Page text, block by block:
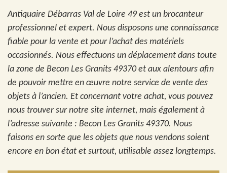
Antiquaire Débarras Val de Loire 49 est un brocanteur
professionnel et expert. Nous disposons une connaissance
fiable pour la vente et pour l’achat des matériels
occasionnés. Nous effectuons un déplacement dans toute
la zone de Becon Les Granits 49370 et aux alentours afin
de pouvoir mettre en œuvre notre service de vente des
objets à l’ancien. Et concernant votre achat, vous pouvez
nous trouver sur notre site internet, mais également à
l’adresse suivante : Becon Les Granits 49370. Nous
faisons en sorte que les objets que nous vendons soient
encore en bon état et surtout, utilisable assez longtemps.